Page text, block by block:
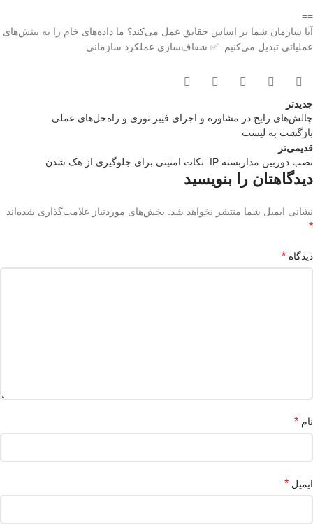
==
آیا سازمان شما بر اساس حقایق عمل می‌کند؟ ما داده‌های خام را به بینش‌های
عملیاتی تبدیل می‌کنیم. ✅ شفاف‌سازی عملکرد سازمانی.
جدیدتر
چالش‌های رایج در مشاوره و اجرای فیبر نوری و راه‌حل‌های عملی
بازگشت بە لیست
قدیمی‌تر
نصب دوربین مداربسته IP: نکات امنیتی برای جلوگیری از هک شدن
دیدگاهتان را بنویسید
نشانی ایمیل شما منتشر نخواهد شد. بخش‌های موردنیاز علامت‌گذاری شده‌اند
*
دیدگاه *
نام *
ایمیل *